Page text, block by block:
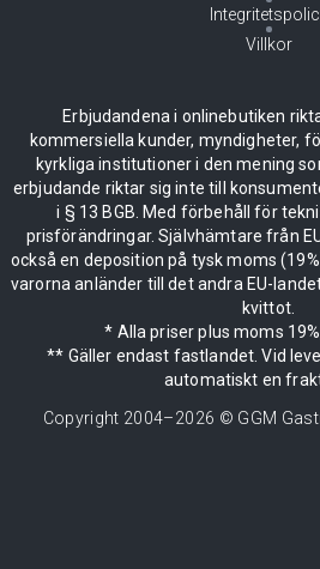
Villkor
Erbjudandena i onlinebutiken
kommersiella kunder, myndigheter,
kyrkliga institutioner i den mening
erbjudande riktar sig inte till
i § 13 BGB. Med förbehåll för
prisförändringar. Självhämtare från
också en deposition på tysk moms
varorna anländer till det andra EU-
kvittot.
* Alla priser plus moms
** Gäller endast fastlandet. Vid
automatiskt en
Copyright 2004–2026 © GGM